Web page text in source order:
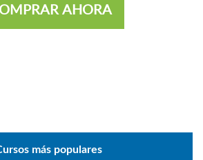
AHORA
más populares